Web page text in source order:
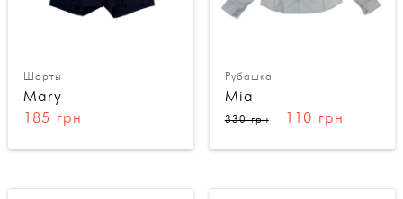
Шорты
Mary
185 грн
Рубашка
Mia
330 грн 110 грн